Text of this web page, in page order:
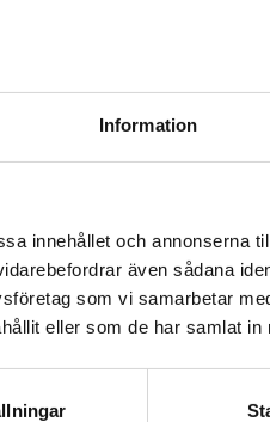
Information
innehållet och annonserna
även sådana
som vi samarbetar
eller som de har samlat